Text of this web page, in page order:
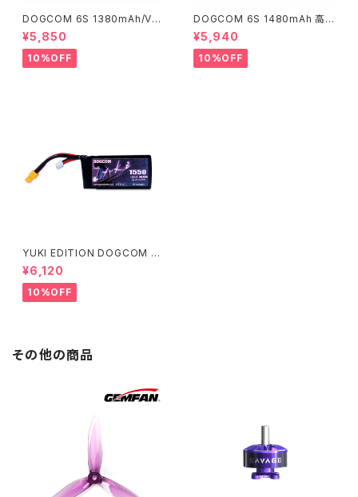
DOGCOM 6S 1380mAh/V2.
0 高出力レース用 DOGCOM 1
380mAh 160C 6S 22.2V lip
o battery - MCK EDITION
¥5,850
10%OFF
DOGCOM 6S 1480mAh 高出
力レース用 DOGCOM 1480m
Ah 150C 6S 22.2V lipo batt
ery - SBANG EDITION
¥5,940
10%OFF
YUKI EDITION DOGCOM 6
S 1550mAh 高出力レース用 D
OGCOM 1550mAh 160C 6S
22.2V lipo battery
¥6,120
10%OFF
その他の商品